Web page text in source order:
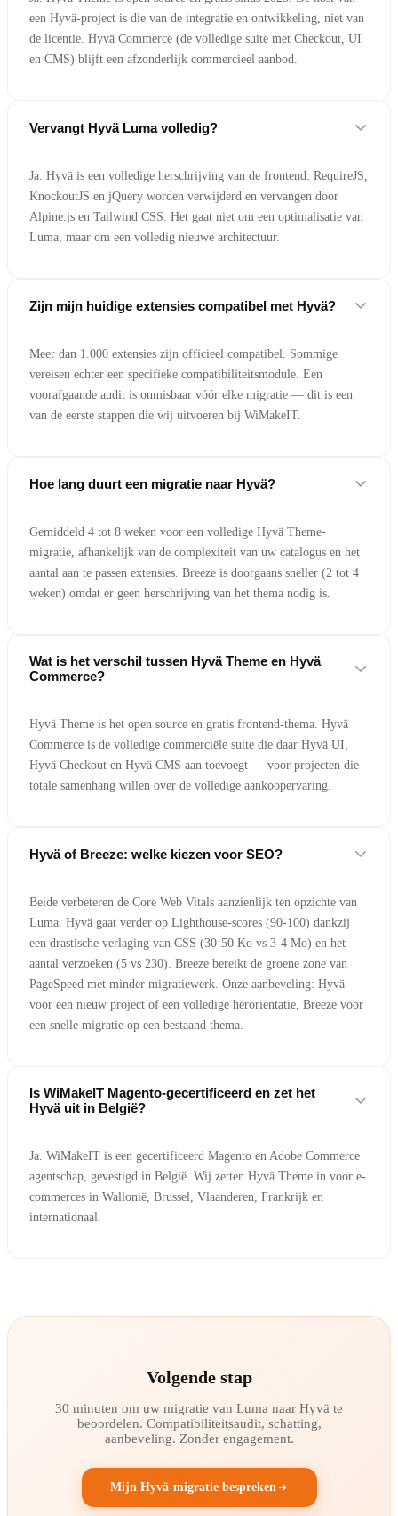
een Hyvä-project is die van de integratie en ontwikkeling, niet van
de licentie. Hyvä Commerce (de volledige suite met Checkout, UI
en CMS) blijft een afzonderlijk commercieel aanbod.
Vervangt Hyvä Luma volledig?
Ja. Hyvä is een volledige herschrijving van de frontend: RequireJS,
KnockoutJS en jQuery worden verwijderd en vervangen door
Alpine.js en Tailwind CSS. Het gaat niet om een optimalisatie van
Luma, maar om een volledig nieuwe architectuur.
Zijn mijn huidige extensies compatibel met Hyvä?
Meer dan 1.000 extensies zijn officieel compatibel. Sommige
vereisen echter een specifieke compatibiliteitsmodule. Een
voorafgaande audit is onmisbaar vóór elke migratie — dit is een
van de eerste stappen die wij uitvoeren bij WiMakeIT.
Hoe lang duurt een migratie naar Hyvä?
Gemiddeld 4 tot 8 weken voor een volledige Hyvä Theme-
migratie, afhankelijk van de complexiteit van uw catalogus en het
aantal aan te passen extensies. Breeze is doorgaans sneller (2 tot 4
weken) omdat er geen herschrijving van het thema nodig is.
Wat is het verschil tussen Hyvä Theme en Hyvä
Commerce?
Hyvä Theme is het open source en gratis frontend-thema. Hyvä
Commerce is de volledige commerciële suite die daar Hyvä UI,
Hyvä Checkout en Hyvä CMS aan toevoegt — voor projecten die
totale samenhang willen over de volledige aankoopervaring.
Hyvä of Breeze: welke kiezen voor SEO?
Beide verbeteren de Core Web Vitals aanzienlijk ten opzichte van
Luma. Hyvä gaat verder op Lighthouse-scores (90-100) dankzij
een drastische verlaging van CSS (30-50 Ko vs 3-4 Mo) en het
aantal verzoeken (5 vs 230). Breeze bereikt de groene zone van
PageSpeed met minder migratiewerk. Onze aanbeveling: Hyvä
voor een nieuw project of een volledige heroriëntatie, Breeze voor
een snelle migratie op een bestaand thema.
Is WiMakeIT Magento-gecertificeerd en zet het
Hyvä uit in België?
Ja. WiMakeIT is een gecertificeerd Magento en Adobe Commerce
agentschap, gevestigd in België. Wij zetten Hyvä Theme in voor e-
commerces in Wallonië, Brussel, Vlaanderen, Frankrijk en
internationaal.
Volgende stap
30 minuten om uw migratie van Luma naar Hyvä te
beoordelen. Compatibiliteitsaudit, schatting,
aanbeveling. Zonder engagement.
Mijn Hyvä-migratie bespreken